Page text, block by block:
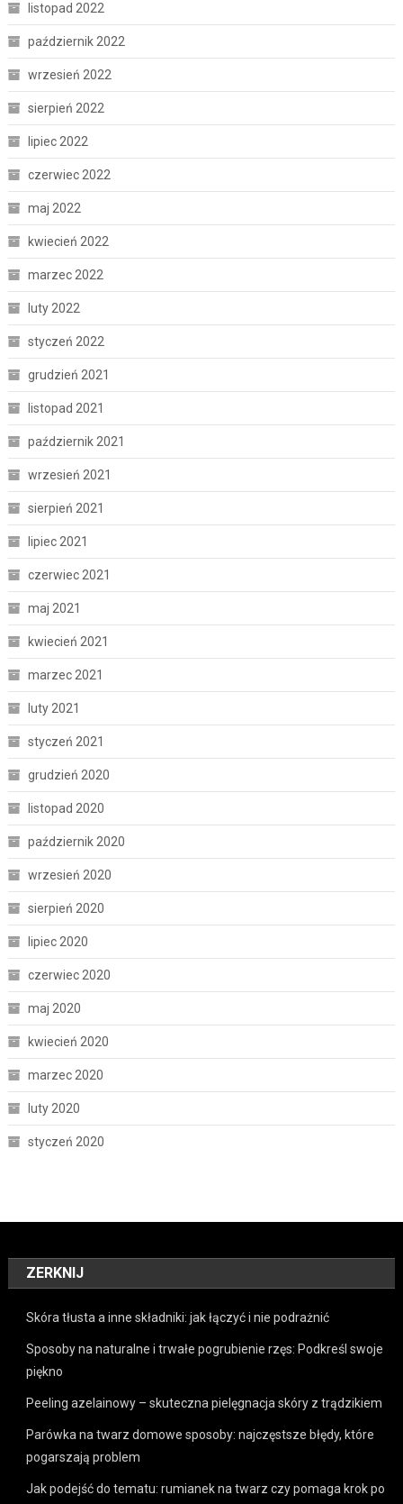
listopad 2022
październik 2022
wrzesień 2022
sierpień 2022
lipiec 2022
czerwiec 2022
maj 2022
kwiecień 2022
marzec 2022
luty 2022
styczeń 2022
grudzień 2021
listopad 2021
październik 2021
wrzesień 2021
sierpień 2021
lipiec 2021
czerwiec 2021
maj 2021
kwiecień 2021
marzec 2021
luty 2021
styczeń 2021
grudzień 2020
listopad 2020
październik 2020
wrzesień 2020
sierpień 2020
lipiec 2020
czerwiec 2020
maj 2020
kwiecień 2020
marzec 2020
luty 2020
styczeń 2020
ZERKNIJ
Skóra tłusta a inne składniki: jak łączyć i nie podrażnić
Sposoby na naturalne i trwałe pogrubienie rzęs: Podkreśl swoje
piękno
Peeling azelainowy – skuteczna pielęgnacja skóry z trądzikiem
Parówka na twarz domowe sposoby: najczęstsze błędy, które
pogarszają problem
Jak podejść do tematu: rumianek na twarz czy pomaga krok po